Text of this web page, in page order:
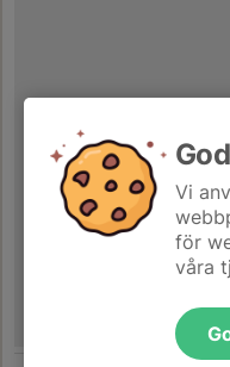
Vi
för
våra